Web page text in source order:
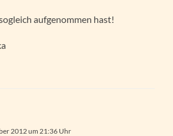
aufgenommen hast!
2012 um 21:36 Uhr